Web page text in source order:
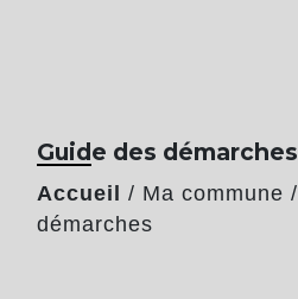
Guide des démarches
Accueil / Ma commune /
démarches